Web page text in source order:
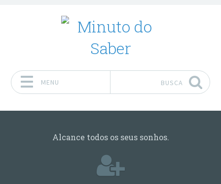
MENU BUSCA
Alcance todos os seus sonhos.